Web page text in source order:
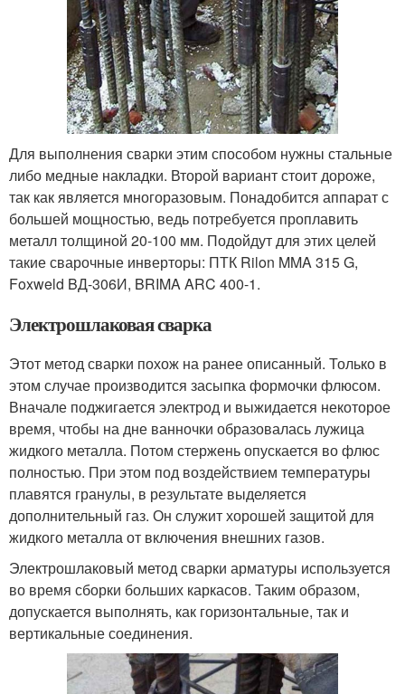
Для выполнения сварки этим способом нужны стальные
либо медные накладки. Второй вариант стоит дороже,
так как является многоразовым. Понадобится аппарат с
большей мощностью, ведь потребуется проплавить
металл толщиной 20-100 мм. Подойдут для этих целей
такие сварочные инверторы: ПТК Rilon MMA 315 G,
Foxweld BД-306И, BRIMA ARC 400-1.
Электрошлаковая сварка
Этот метод сварки похож на ранее описанный. Только в
этом случае производится засыпка формочки флюсом.
Вначале поджигается электрод и выжидается некоторое
время, чтобы на дне ванночки образовалась лужица
жидкого металла. Потом стержень опускается во флюс
полностью. При этом под воздействием температуры
плавятся гранулы, в результате выделяется
дополнительный газ. Он служит хорошей защитой для
жидкого металла от включения внешних газов.
Электрошлаковый метод сварки арматуры используется
во время сборки больших каркасов. Таким образом,
допускается выполнять, как горизонтальные, так и
вертикальные соединения.